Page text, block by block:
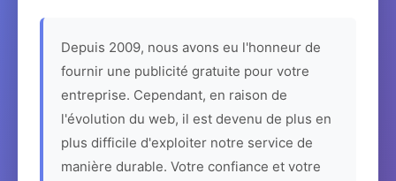
Depuis 2009, nous avons eu l'honneur de
fournir une publicité gratuite pour votre
entreprise. Cependant, en raison de
l'évolution du web, il est devenu de plus en
plus difficile d'exploiter notre service de
manière durable. Votre confiance et votre